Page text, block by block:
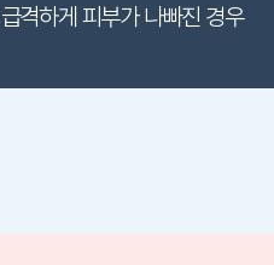
급격하게 피부가나빠진 경우